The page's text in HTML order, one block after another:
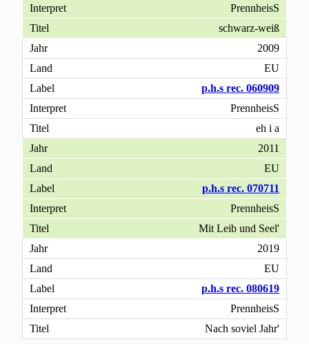
PrennheisS
schwarz-weiß
2009
EU
p.h.s rec. 060909
PrennheisS
eh i a
2011
EU
p.h.s rec. 070711
PrennheisS
Mit Leib und Seel'
2019
EU
p.h.s rec. 080619
PrennheisS
Nach soviel Jahr'